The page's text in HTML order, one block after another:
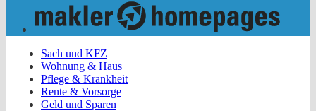
Sach und KFZ
Wohnung & Haus
Pflege & Krankheit
Rente & Vorsorge
Geld und Sparen